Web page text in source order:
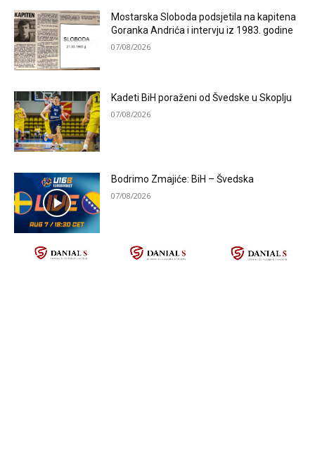
Mostarska Sloboda podsjetila na kapitena
Goranka Andrića i intervju iz 1983. godine
07/08/2026
Kadeti BiH poraženi od Švedske u Skoplju
07/08/2026
Bodrimo Zmajiće: BiH – Švedska
07/08/2026